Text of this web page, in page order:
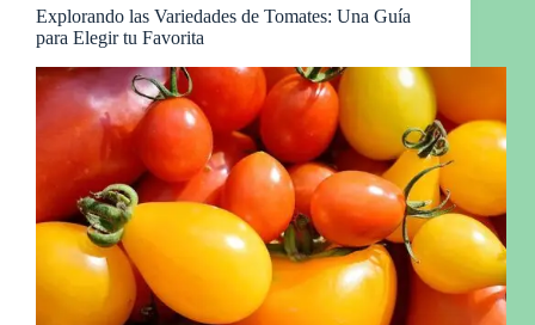
Explorando las Variedades de Tomates: Una Guía
para Elegir tu Favorita